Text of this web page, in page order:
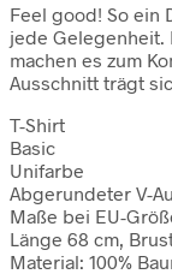
Feel good! So ein
jede Gelegenheit.
machen es zum
Ausschnitt trägt
T-Shirt
Basic
Unifarbe
Abgerundeter V-
Maße bei EU-
Länge 68 cm,
Material: 100%